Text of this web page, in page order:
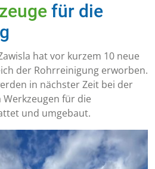
für die
hat vor kurzem 10 neue
der Rohrreinigung erworben.
in nächster Zeit bei der
für die
und umgebaut.